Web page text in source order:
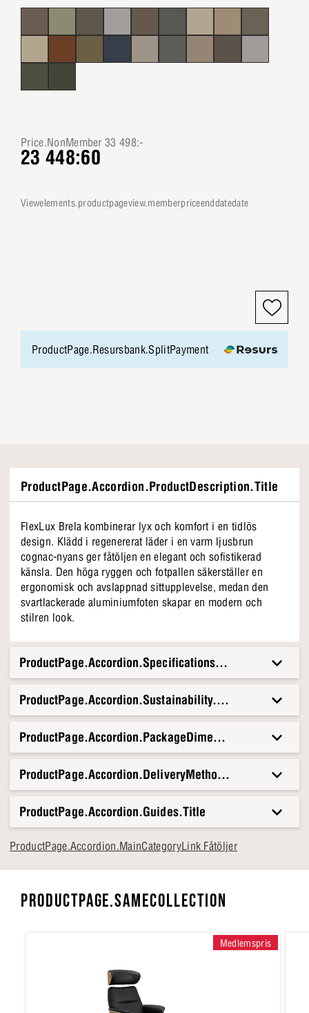
Price.NonMember 33 498:-
23 448:60
viewelements.productpageview.memberpriceenddatedate
ProductPage.Resursbank.SplitPayment
ProductPage.Accordion.ProductDescription.Title
FlexLux Brela kombinerar lyx och komfort i en tidlös
design. Klädd i regenererat läder i en varm ljusbrun
cognac-nyans ger fåtöljen en elegant och sofistikerad
känsla. Den höga ryggen och fotpallen säkerställer en
ergonomisk och avslappnad sittupplevelse, medan den
svartlackerade aluminiumfoten skapar en modern och
stilren look.
ProductPage.Accordion.Specifications.Title
ProductPage.Accordion.Sustainability.Title
ProductPage.Accordion.DeliveryMethods.Title
ProductPage.Accordion.Guides.Title
ProductPage.Accordion.MainCategoryLink Fåtöljer
PRODUCTPAGE.SAMECOLLECTION
Medlemspris